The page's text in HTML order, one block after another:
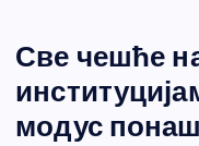
Све чешће
модус